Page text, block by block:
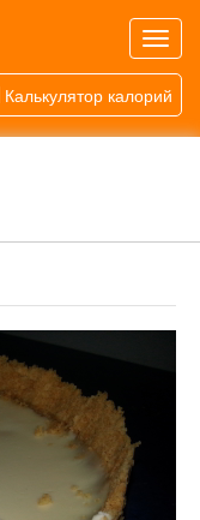
Калькулятор калорий